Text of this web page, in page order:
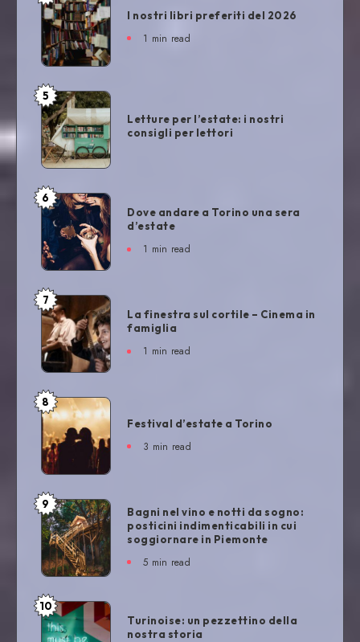
I nostri libri preferiti del 2026
1 min read
5
Letture per l’estate: i nostri
consigli per lettori
6
Dove andare a Torino una sera
d’estate
1 min read
7
La finestra sul cortile – Cinema in
famiglia
1 min read
8
Festival d’estate a Torino
3 min read
9
Bagni nel vino e notti da sogno:
posticini indimenticabili in cui
soggiornare in Piemonte
5 min read
10
Turinoise: un pezzettino della
nostra storia